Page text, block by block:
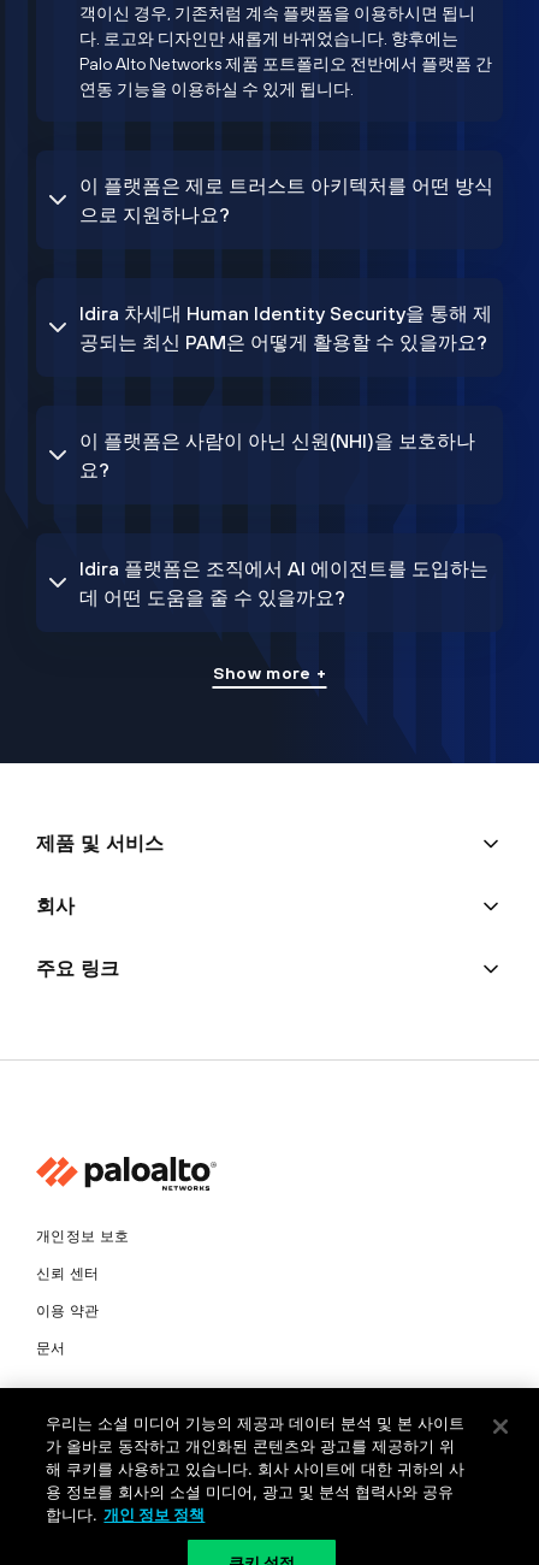
객이신 경우, 기존처럼 계속 플랫폼을 이용하시면 됩니
다. 로고와 디자인만 새롭게 바뀌었습니다. 향후에는
Palo Alto Networks 제품 포트폴리오 전반에서 플랫폼 간
연동 기능을 이용하실 수 있게 됩니다.
이 플랫폼은 제로 트러스트 아키텍처를 어떤 방식
으로 지원하나요?
Idira 차세대 Human Identity Security을 통해 제
공되는 최신 PAM은 어떻게 활용할 수 있을까요?
이 플랫폼은 사람이 아닌 신원(NHI)을 보호하나
요?
Idira 플랫폼은 조직에서 AI 에이전트를 도입하는
데 어떤 도움을 줄 수 있을까요?
Show more +
제품 및 서비스
회사
주요 링크
개인정보 보호
신뢰 센터
이용 약관
문서
Networks Korea, Ltd. All rights reserved. 여러 가지 상표에 대한
소유권은 각 소유자에게 있습니다. 사업자 등록번호: 120-87-72963.
대표자 : 제프리찰스트루 서울특별시 서초구 서초대로74길 4, 1층 (삼성
생명 서초타워) TEL: +82-2-568-4353
우리는 소셜 미디어 기능의 제공과 데이터 분석 및 본 사이트
가 올바로 동작하고 개인화된 콘텐츠와 광고를 제공하기 위
해 쿠키를 사용하고 있습니다. 회사 사이트에 대한 귀하의 사
용 정보를 회사의 소셜 미디어, 광고 및 분석 협력사와 공유
합니다. 개인 정보 정책